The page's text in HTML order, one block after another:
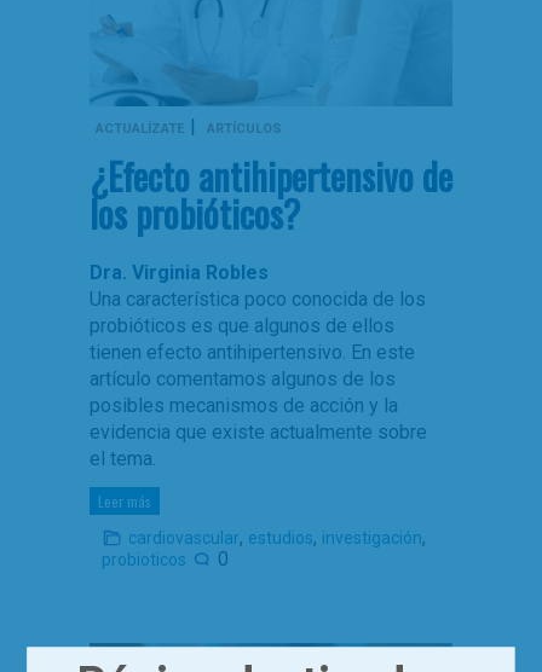
ACTUALÍZATE | ARTÍCULOS
¿Efecto antihipertensivo de
los probióticos?
Dra. Virginia Robles
Una característica poco conocida de los
probióticos es que algunos de ellos
tienen efecto antihipertensivo. En este
artículo comentamos algunos de los
posibles mecanismos de acción y la
evidencia que existe actualmente sobre
el tema.
Leer más
cardiovascular, estudios, investigación,
probioticos 0